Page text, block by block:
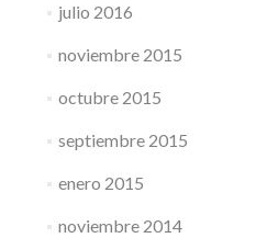
julio 2016
noviembre 2015
octubre 2015
septiembre 2015
enero 2015
noviembre 2014